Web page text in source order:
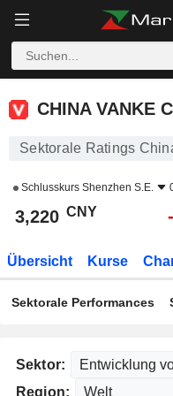
CHINA VANKE CO.,
CHINA VANKE
Sektorale Ratings
Schlusskurs Shenzhen S.E.
3,220 CNY
Übersicht Kurse
Sektorale Performances
Sektor:
Region: